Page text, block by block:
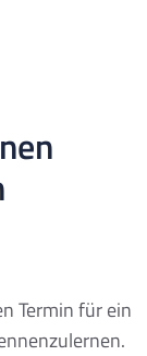
Termin für ein